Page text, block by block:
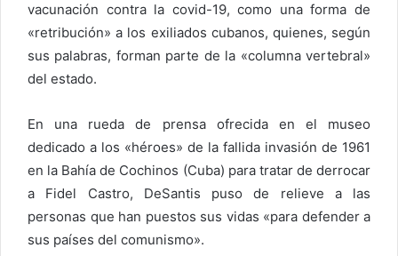
vacunación contra la covid-19, como una forma de
«retribución» a los exiliados cubanos, quienes, según
sus palabras, forman parte de la «columna vertebral»
del estado.
En una rueda de prensa ofrecida en el museo
dedicado a los «héroes» de la fallida invasión de 1961
en la Bahía de Cochinos (Cuba) para tratar de derrocar
a Fidel Castro, DeSantis puso de relieve a las
personas que han puestos sus vidas «para defender a
sus países del comunismo».